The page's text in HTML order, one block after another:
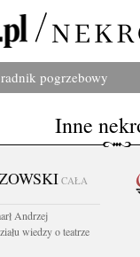
pogrzebowy
Inne
CAŁA
Andrzej
wiedzy o teatrze